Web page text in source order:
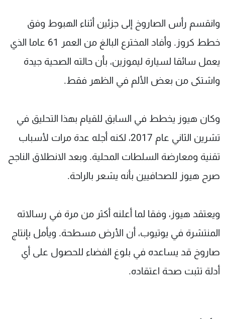
وانقسم رأس الصاروخ إلى جزئين أثناء الهبوط وفق
خطط كروز. وأفاد المخترع البالغ من العمر 61 عاما الذي
يعمل سائقا لسيارة ليموزين، بأن حالته الصحية جيدة
واشتكى من بعض الألم في الظهر فقط.
وكان هيوز يخطط في السابق للقيام بهذا التحليق في
تشرين الثاني عام 2017، لكنه أجله عدة مرات لأسباب
تقنية ومعارضة السلطات المحلية. وبعد الانطلاق الناجح
صرح هيوز للصحافيين بأنه يشعر بالراحة.
ويعتقد هيوز، وفقا لما أعلنه أكثر من مرة في رسالاته
المنتشرة في يوتيوب، أن الأرض مسطحة. ويأمل بإنتاج
صاروخ قد يساعده في بلوغ الفضاء للحصول على أي
أدلة تثبت صحة اعتقاده.